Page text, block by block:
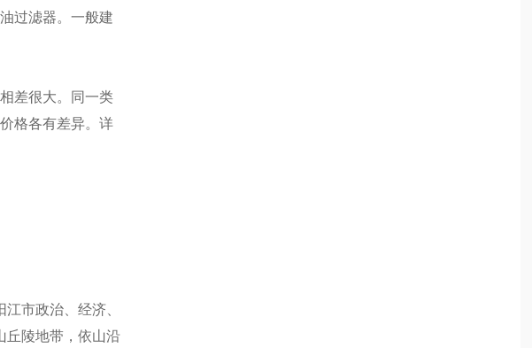
过滤器。一般建
差很大。同一类
格各有差异。详
市政治、经济、
丘陵地带，依山沿